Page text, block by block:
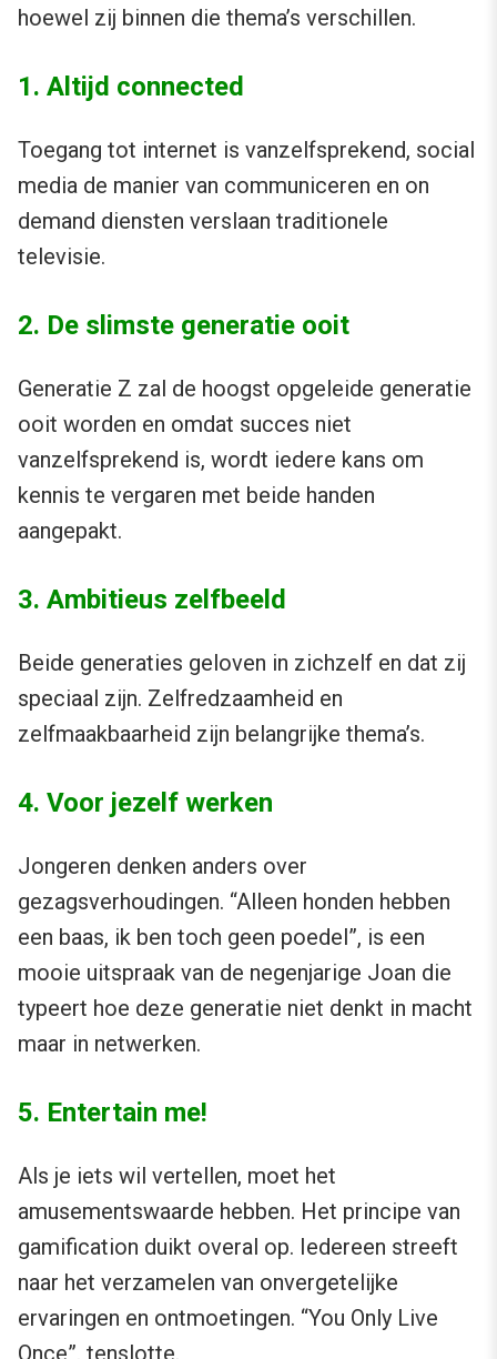
hoewel zij binnen die thema’s verschillen.
1. Altijd connected
Toegang tot internet is vanzelfsprekend, social
media de manier van communiceren en on
demand diensten verslaan traditionele
televisie.
2. De slimste generatie ooit
Generatie Z zal de hoogst opgeleide generatie
ooit worden en omdat succes niet
vanzelfsprekend is, wordt iedere kans om
kennis te vergaren met beide handen
aangepakt.
3. Ambitieus zelfbeeld
Beide generaties geloven in zichzelf en dat zij
speciaal zijn. Zelfredzaamheid en
zelfmaakbaarheid zijn belangrijke thema’s.
4. Voor jezelf werken
Jongeren denken anders over
gezagsverhoudingen. “Alleen honden hebben
een baas, ik ben toch geen poedel”, is een
mooie uitspraak van de negenjarige Joan die
typeert hoe deze generatie niet denkt in macht
maar in netwerken.
5. Entertain me!
Als je iets wil vertellen, moet het
amusementswaarde hebben. Het principe van
gamification duikt overal op. Iedereen streeft
naar het verzamelen van onvergetelijke
ervaringen en ontmoetingen. “You Only Live
Once”, tenslotte.